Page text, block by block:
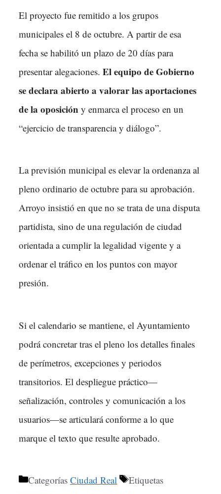
El proyecto fue remitido a los grupos
municipales el 8 de octubre. A partir de esa
fecha se habilitó un plazo de 20 días para
presentar alegaciones. El equipo de Gobierno
se declara abierto a valorar las aportaciones
de la oposición y enmarca el proceso en un
“ejercicio de transparencia y diálogo”.
La previsión municipal es elevar la ordenanza al
pleno ordinario de octubre para su aprobación.
Arroyo insistió en que no se trata de una disputa
partidista, sino de una regulación de ciudad
orientada a cumplir la legalidad vigente y a
ordenar el tráfico en los puntos con mayor
presión.
Si el calendario se mantiene, el Ayuntamiento
podrá concretar tras el pleno los detalles finales
de perímetros, excepciones y periodos
transitorios. El despliegue práctico—
señalización, controles y comunicación a los
usuarios—se articulará conforme a lo que
marque el texto que resulte aprobado.
Categorías Ciudad Real
Etiquetas